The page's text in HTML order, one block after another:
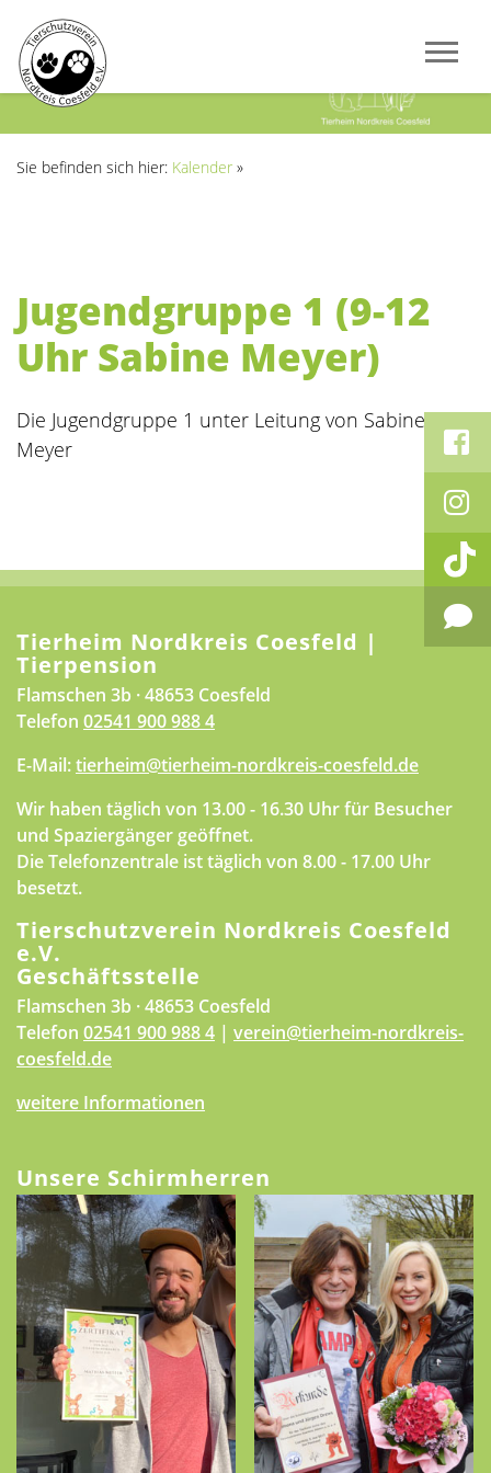
Sie befinden sich hier: Kalender »
Jugendgruppe 1 (9-12
Uhr Sabine Meyer)
Die Jugendgruppe 1 unter Leitung von Sabine
Meyer
Tierheim Nordkreis Coesfeld |
Tierpension
Flamschen 3b · 48653 Coesfeld
Telefon 02541 900 988 4
E-Mail:tierheim@tierheim-nordkreis-coesfeld.de
Wir haben täglich von 13.00 - 16.30 Uhr für Besucher
und Spaziergänger geöffnet.
Die Telefonzentrale ist täglich von 8.00 - 17.00 Uhr
besetzt.
Tierschutzverein Nordkreis Coesfeld
e.V.
Geschäftsstelle
Flamschen 3b · 48653 Coesfeld
Telefon 02541 900 988 4 | verein@tierheim-nordkreis-
coesfeld.de
weitere Informationen
Unsere Schirmherren